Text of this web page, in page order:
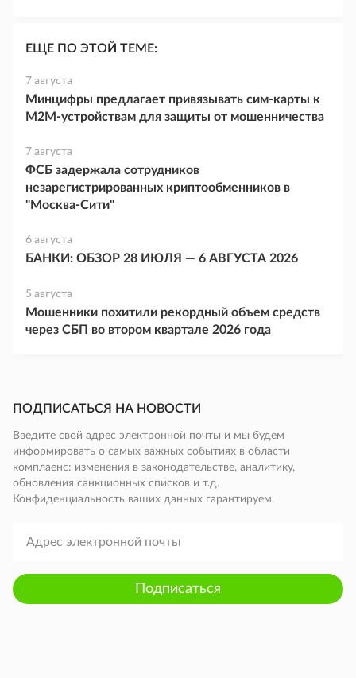
ЕЩЕ ПО ЭТОЙ ТЕМЕ:
7 августа
Минцифры предлагает привязывать сим-карты к
M2M-устройствам для защиты от мошенничества
7 августа
ФСБ задержала сотрудников
незарегистрированных криптообменников в
"Москва-Сити"
6 августа
БАНКИ: ОБЗОР 28 ИЮЛЯ — 6 АВГУСТА 2026
5 августа
Мошенники похитили рекордный объем средств
через СБП во втором квартале 2026 года
ПОДПИСАТЬСЯ НА НОВОСТИ
Введите свой адрес электронной почты и мы будем
информировать о самых важных событиях в области
комплаенс: изменения в законодательстве, аналитику,
обновления санкционных списков и т.д.
Конфиденциальность ваших данных гарантируем.
Подписаться